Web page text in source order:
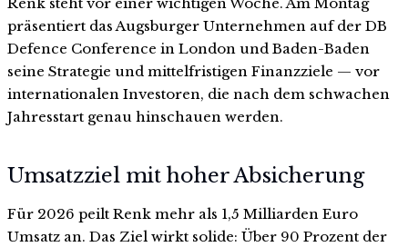
präsentiert das Augsburger Unternehmen auf der DB
Defence Conference in London und Baden-Baden
seine Strategie und mittelfristigen Finanzziele — vor
internationalen Investoren, die nach dem schwachen
Jahresstart genau hinschauen werden.
Umsatzziel mit hoher Absicherung
Für 2026 peilt Renk mehr als 1,5 Milliarden Euro
Umsatz an. Das Ziel wirkt solide: Über 90 Prozent der